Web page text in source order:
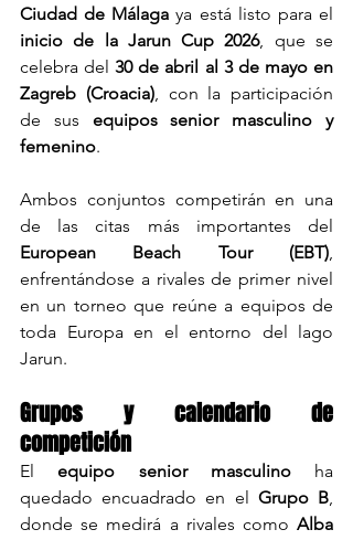
Ciudad de Málaga
inicio de la Jarun Cup 2026, que se
celebra del 30 de abril al 3 de mayo en
Zagreb (Croacia), con la participación
de sus equipos senior masculino y
femenino.
Ambos conjuntos competirán en una
European Beach Tour (EBT),
enfrentándose a rivales de primer nivel
en un torneo que reúne a equipos de
toda Europa en el entorno del lago
Jarun.
Grupos y calendario de
competición
El equipo senior masculino ha
quedado encuadrado en el Grupo B,
donde se medirá a rivales como Alba